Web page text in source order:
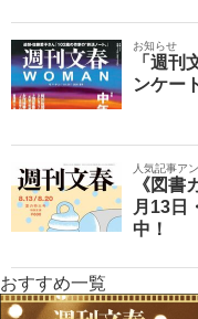
お知らせ
「週刊
ンケー
人気記事ア
《図書
月13日
中！
おすすめ一覧